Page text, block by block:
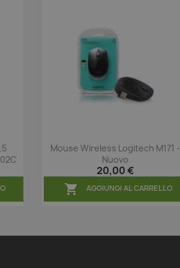
Anteprima
Mouse Wireless Logitech M171 -
Nuovo
20,00 €
 AGGIUNGI AL CARRELLO